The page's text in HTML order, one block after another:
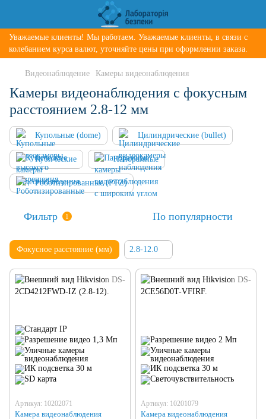
Уважаемые клиенты! Мы работаем. Уважаемые клиенты, в связи с
колебанием курса валют, уточняйте цены при оформлении заказа.
Видеонаблюдение Камеры видеонаблюдения
Камеры видеонаблюдения с фокусным
расстоянием 2.8-12 мм
Купольные (dome) Цилиндрические (bullet)
Кубические Панорамные
Роботизированные (PTZ)
Фильтр 1 По популярности
Фокусное расстояние (мм) 2.8-12.0
Артикул: 10202071
Камера видеонаблюдения
Артикул: 10201079
Камера видеонаблюдения